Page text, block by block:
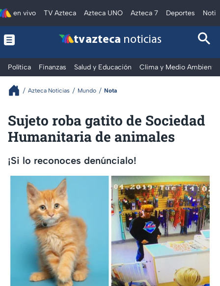
en vivo TV Azteca Azteca UNO Azteca 7 Deportes
tv azteca noticias
Política Finanzas Salud y Educación Clima y Medio Ambiente
Azteca Noticias Mundo Nota
Sujeto roba gatito de Sociedad
Humanitaria de animales
¡Si lo reconoces denúncialo!